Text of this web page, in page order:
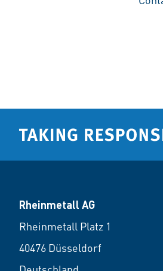
Rheinmetall AG
Rheinmetall Platz 1
40476 Düsseldorf